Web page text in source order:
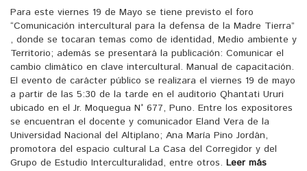
"Maestría en Religiones y culturas Andinas"
Para este viernes 19 de Mayo se tiene previsto el foro
“Comunicación intercultural para la defensa de la Madre Tierra”
, donde se tocaran temas como de identidad, Medio ambiente y
Territorio; además se presentará la publicación: Comunicar el
cambio climático en clave intercultural. Manual de capacitación.
El evento de carácter público se realizara el viernes 19 de mayo
a partir de las 5:30 de la tarde en el auditorio Qhantati Ururi
ubicado en el Jr. Moquegua N° 677, Puno. Entre los expositores
se encuentran el docente y comunicador Eland Vera de la
Universidad Nacional del Altiplano; Ana María Pino Jordán,
promotora del espacio cultural La Casa del Corregidor y del
Grupo de Estudio Interculturalidad, entre otros. Leer más